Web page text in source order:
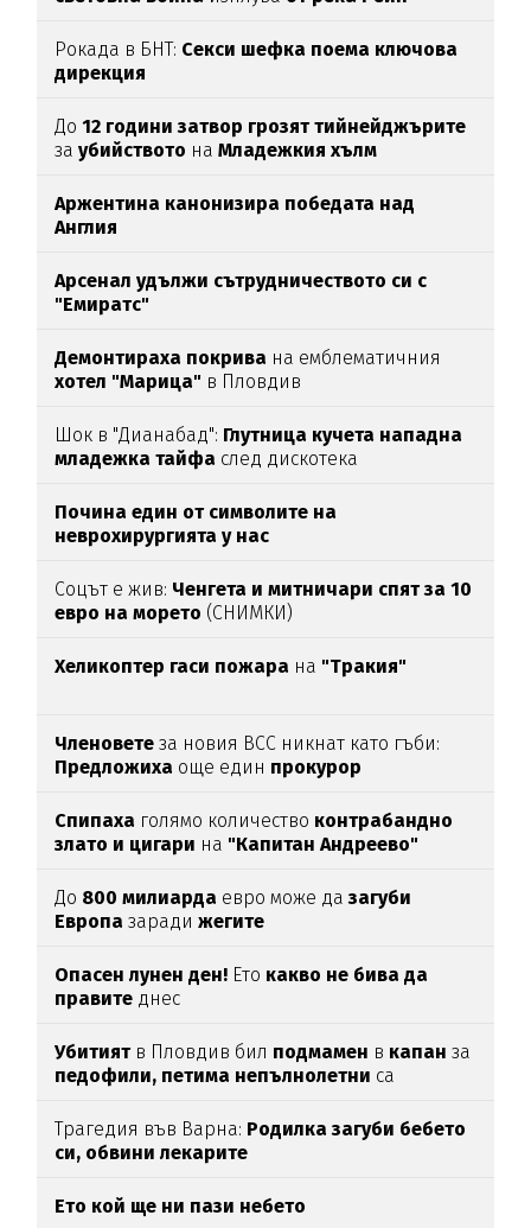
Рокада в БНТ: Секси шефка поема ключова
дирекция
До12 години затвор грозят тийнейджърите
заубийството наМладежкия хълм
Аржентина канонизира победата над
Англия
Арсенал удължи сътрудничеството си с
"Емиратс"
Демонтираха покрива на емблематичния
хотел "Марица" в Пловдив
Шок в "Дианабад": Глутница кучета нападна
младежка тайфа след дискотека
Почина един от символите на
неврохирургията у нас
Соцът е жив: Ченгета и митничари спят за 10
евро на морето (СНИМКИ)
Хеликоптер гаси пожара на "Тракия"
Членовете за новия ВСС никнат като гъби:
Предложиха още един прокурор
Спипаха голямо количество контрабандно
злато и цигари на "Капитан Андреево"
До 800 милиарда евро може дазагуби
Европа зарадижегите
Опасен лунен ден! Ето какво не бива да
правите днес
Убитиятв Пловдив бил подмамен в капан за
педофили, петима непълнолетни са
Трагедия във Варна: Родилка загуби бебето
си, обвини лекарите
Ето кой ще ни пази небето